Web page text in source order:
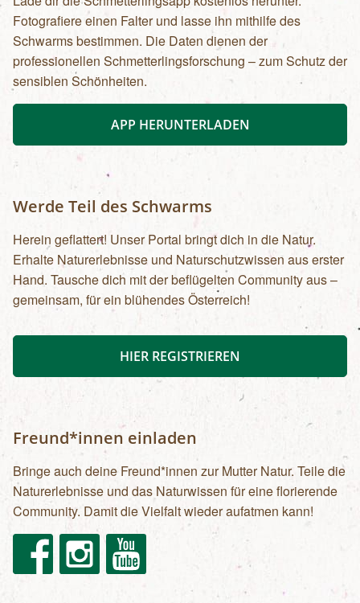
Fotografiere einen Falter und lasse ihn mithilfe des
Schwarms bestimmen. Die Daten dienen der
professionellen Schmetterlingsforschung – zum Schutz der
sensiblen Schönheiten.
APP HERUNTERLADEN
Werde Teil des Schwarms
Herein geflattert! Unser Portal bringt dich in die Natur.
Erhalte Naturerlebnisse und Naturschutzwissen aus erster
Hand. Tausche dich mit der beflügelten Community aus –
gemeinsam, für ein blühendes Österreich!
HIER REGISTRIEREN
Freund*innen einladen
Bringe auch deine Freund*innen zur Mutter Natur. Teile die
Naturerlebnisse und das Naturwissen für eine florierende
Community. Damit die Vielfalt wieder aufatmen kann!
FacebookInstagram Youtube